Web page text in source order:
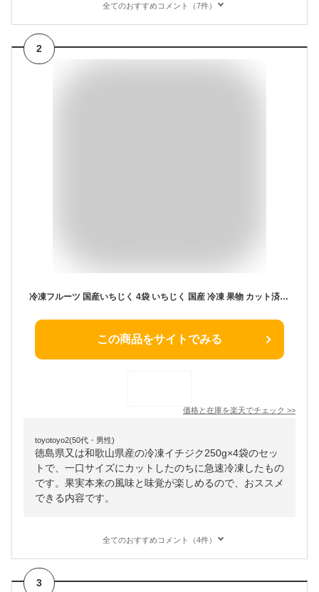
全てのおすすめコメント（7件）
2
冷凍フルーツ 国産いちじく 4袋 いちじく 国産 冷凍 果物 カット済み 無花果 使いやすい カットフルーツ 一口サイズ デザート 国産フルーツ スムージー デトックスウォーター NORUCA
この商品をサイトでみる
価格と在庫を楽天でチェック >>
toyotoyo2(50代・男性)
徳島県又は和歌山県産の冷凍イチジク250g×4袋のセッ
トで、一口サイズにカットしたのちに急速冷凍したもの
です。果実本来の風味と味覚が楽しめるので、おススメ
できる内容です。
全てのおすすめコメント（4件）
3